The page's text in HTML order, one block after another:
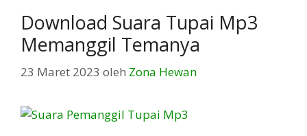
Download Suara Tupai Mp3
Memanggil Temanya
23 Maret 2023 oleh Zona Hewan